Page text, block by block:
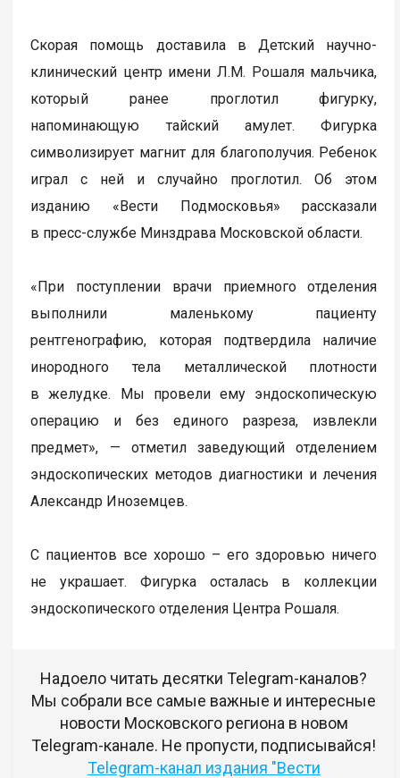
Скорая помощь доставила в Детский научно-
клинический центр имени Л.М. Рошаля мальчика,
который ранее проглотил фигурку,
напоминающую тайский амулет. Фигурка
символизирует магнит для благополучия. Ребенок
играл с ней и случайно проглотил. Об этом
изданию «Вести Подмосковья» рассказали
в пресс-службе Минздрава Московской области.
«При поступлении врачи приемного отделения
выполнили маленькому пациенту
рентгенографию, которая подтвердила наличие
инородного тела металлической плотности
в желудке. Мы провели ему эндоскопическую
операцию и без единого разреза, извлекли
предмет», — отметил заведующий отделением
эндоскопических методов диагностики и лечения
Александр Иноземцев.
С пациентов все хорошо – его здоровью ничего
не украшает. Фигурка осталась в коллекции
эндоскопического отделения Центра Рошаля.
Надоело читать десятки Telegram-каналов?
Мы собрали все самые важные и интересные
новости Московского региона в новом
Telegram-канале. Не пропусти, подписывайся!
Telegram-канал издания "Вести